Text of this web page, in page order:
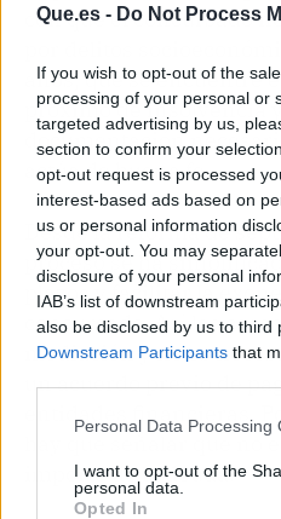
Que.es - Do Not Process
If you wish to opt-out of the
processing of your personal or
targeted advertising by us,
section to confirm your
opt-out request is processed
interest-based ads based on
us or personal information
your opt-out. You may
disclosure of your personal
IAB’s list of downstream
also be disclosed by us to third
Downstream Participants that
Personal Data Processing
I want to opt-out of the
personal data.
Opted In
con que el concursado
años, que se encuentre
próximo de insolvencia
documentación
actúa de buena fe.
Desde la reforma de
proceso se ha
plazos y facilitar la
concursado. Así las
mediación y no es
un acuerdo previo de
entidades financieras.
hay que señalar que no
importe de la deuda.